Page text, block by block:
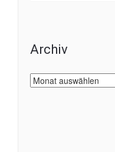
Archiv
Archiv